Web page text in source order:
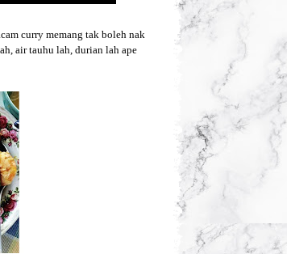
curry memang tak boleh nak
air tauhu lah, durian lah ape